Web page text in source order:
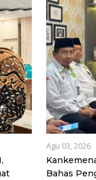
Agu 03, 2026
Bahas